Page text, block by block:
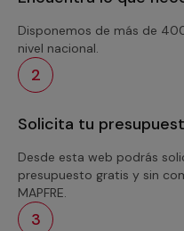
Disponemos de más de
nivel nacional.
2
Solicita tu
Desde esta web podrás
presupuesto gratis y sin
MAPFRE.
3